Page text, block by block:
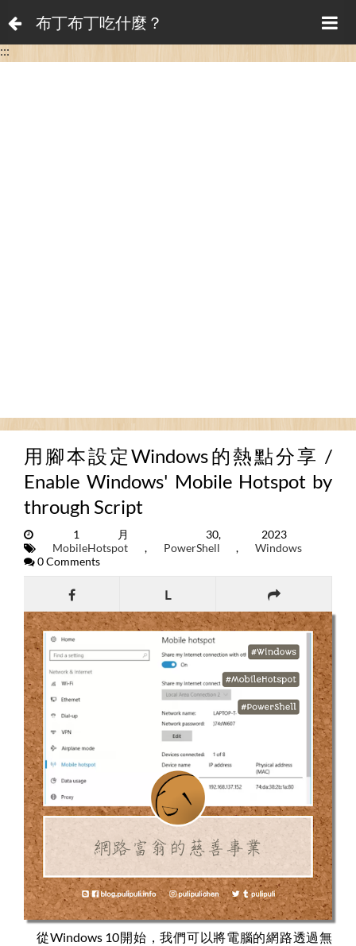
布丁布丁吃什麼？
:::
用腳本設定Windows的熱點分享 /
Enable Windows' Mobile Hotspot by
through Script
1月 30, 2023
MobileHotspot, PowerShell ,Windows
0 Comments
L
從Windows 10開始，我們可以將電腦的網路透過無